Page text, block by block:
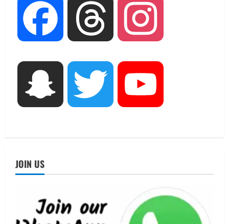
Facebook Threads
Snapchat Twitter
JOIN US
August 6, 2026
UTTARAKHAND NEWS
मिस उत्तराखंड 2026 के सब-कॉन्टेस्ट ‘मिस
आयोजन
August 5, 2026
UTTARAKHAND NEWS
एमआईटी वर्ल्ड पीस यूनिवर्सिटी और जर्मनी के
5
महाराज की राजस्थान के मुख्यमंत्री से
गतिविधियों के विस्तार पर हुई चर्चा
August 4, 2026